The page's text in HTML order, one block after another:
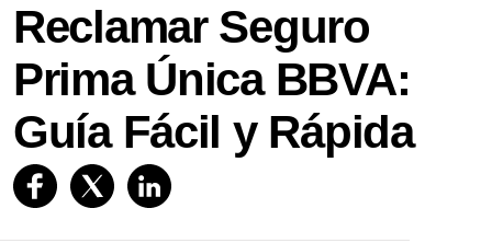
Reclamar Seguro
Prima Única BBVA:
Guía Fácil y Rápida